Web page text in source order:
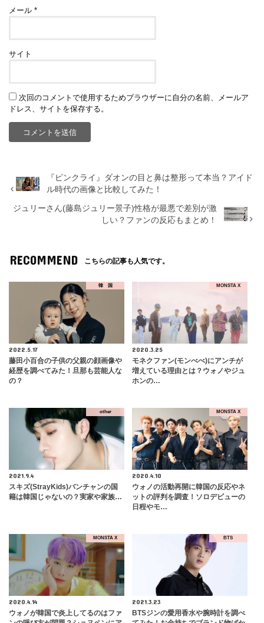
メール*
サイト
次回のコメントで使用するためブラウザーに自分の名前、メールア
ドレス、サイトを保存する。
『ピンクライ』ダオンの目と鼻は整形って本当？アイド
ル時代の画像と比較してみた！
ジュリーさん(藤島ジュリー景子)性格が最悪で差別が激
しい？ファンの反応もまとめ！
RECOMMEND こちらの記事も人気です。
韓 国
2022.5.17
藤田小百合の子供の父親の顔画像や
経歴を調べてみた！旦那も芸能人な
の？
MONSTA X
2020.3.25
モネクファン(モンべべ)にアンチが
増えている理由とは？ウォノやジュ
ホンの…
other
2021.9.4
スキズ(StrayKids)バンチャンの国
籍は韓国じゃないの？実家や家族…
MONSTA X
2020.4.10
ウォノの活動再開に韓国の反応やネ
ットの評判を調査！ソロデビューの
日程やモ…
MONSTA X
2020.4.14
ウォノが韓国で炎上してるのはファ
BTS
2021.3.23
BTSジンの愛用香水や腕時計を調べ